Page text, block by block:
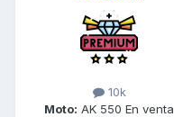
10k
Moto: AK 550 En venta